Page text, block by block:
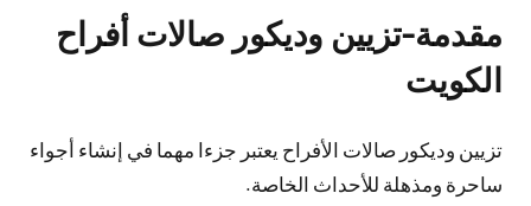
مقدمة-تزيين وديكور صالات أفراح
الكويت
تزيين وديكور صالات الأفراح يعتبر جزءا مهما في إنشاء أجواء
ساحرة ومذهلة للأحداث الخاصة.